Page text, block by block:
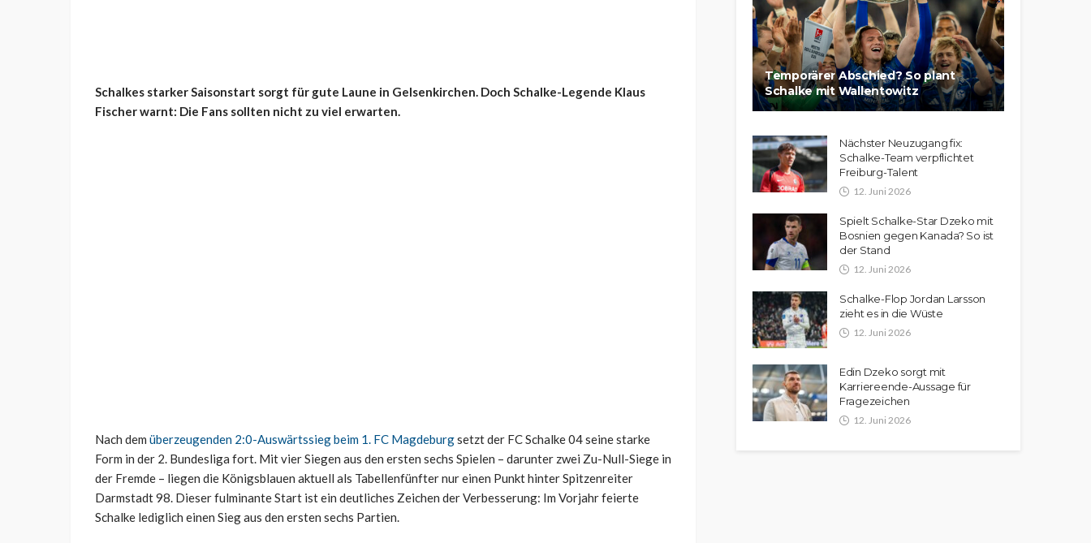
Schalkes starker Saisonstart sorgt für gute Laune in Gelsenkirchen. Doch Schalke-Legende Klaus
Fischer warnt: Die Fans sollten nicht zu viel erwarten.
Nach dem überzeugenden 2:0-Auswärtssieg beim 1. FC Magdeburgsetzt der FC Schalke 04 seine starke
Form in der 2. Bundesliga fort. Mit vier Siegen aus den ersten sechs Spielen – darunter zwei Zu-Null-Siege in
der Fremde – liegen die Königsblauen aktuell als Tabellenfünfter nur einen Punkt hinter Spitzenreiter
Darmstadt 98. Dieser fulminante Start ist ein deutliches Zeichen der Verbesserung: Im Vorjahr feierte
Schalke lediglich einen Sieg aus den ersten sechs Partien.
Temporärer Abschied? So plant
Schalke mit Wallentowitz
Nächster Neuzugang fix:
Schalke-Team verpflichtet
Freiburg-Talent
12. Juni 2026
Spielt Schalke-Star Dzeko mit
Bosnien gegen Kanada? So ist
der Stand
12. Juni 2026
Schalke-Flop Jordan Larsson
zieht es in die Wüste
12. Juni 2026
Edin Dzeko sorgt mit
Karriereende-Aussage für
Fragezeichen
12. Juni 2026